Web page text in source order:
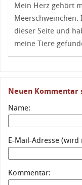
Mein Herz gehört
dieser Seite und
meine Tiere
Neuen Kommentar
Name:
E-Mail-Adresse
Kommentar: